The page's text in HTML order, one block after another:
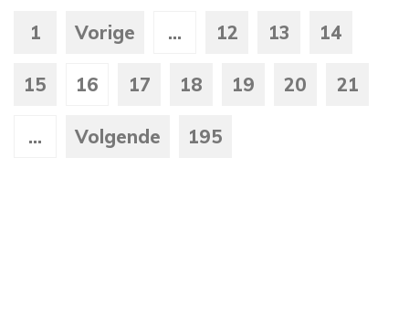
1 Vorige ... 12 13 14
15 16 17 18 19 20 21
... Volgende 195